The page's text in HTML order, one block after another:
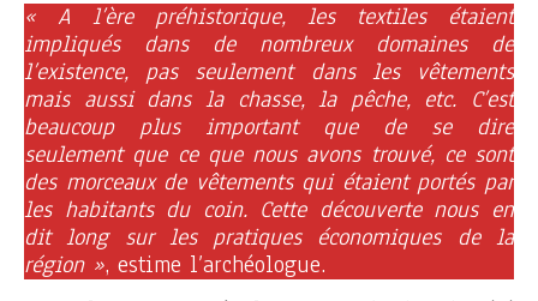
« A l’ère préhistorique, les textiles étaient
impliqués dans de nombreux domaines de
l’existence, pas seulement dans les vêtements
mais aussi dans la chasse, la pêche, etc. C’est
beaucoup plus important que de se dire
seulement que ce que nous avons trouvé, ce sont
des morceaux de vêtements qui étaient portés par
les habitants du coin. Cette découverte nous en
dit long sur les pratiques économiques de la
région », estime l’archéologue.